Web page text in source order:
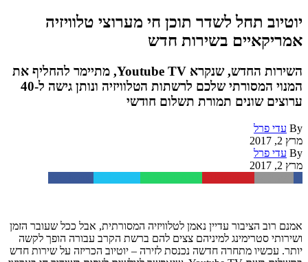
יוטיוב תחל לשדר תוכן חי מערוצי טלוויזיה
אמריקאיים בשירות חדש
השירות החדש, שנקרא Youtube TV, מתיימר להחליף את
המנוי המסורתי שלכם לרשתות הטלוויזיה ונותן גישה ל-40
ערוצים שונים תמורת תשלום חודשי
By עדי פרל
מרץ 2, 2017
By עדי פרל
מרץ 2, 2017
אמנם רוב הציבור עדיין נאמן לטלוויזיה המסורתית, אבל ככל שעובר הזמן
ושירותי סטרימינג למיניהם צצים להם ברשת הקרב עבורה הופך לקשה
יותר. עכשיו מתחרה חדשה נכנסת לזירה – יוטיוב הכריזה על שירות חדש